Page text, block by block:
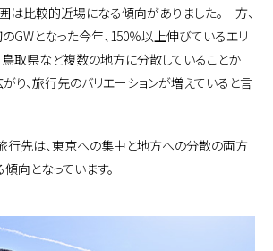
は比較的近場になる傾向がありました。一方、
GWとなった今年、150％以上伸びているエリ
鳥取県など複数の地方に分散していることか
り、旅行先のバリエーションが増えていると言
行先は、東京への集中と地方への分散の両方
向となっています。